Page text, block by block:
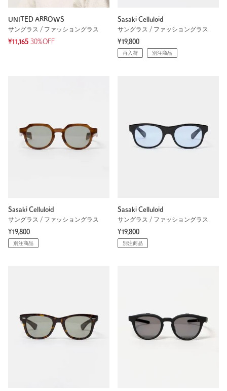
UNITED ARROWS
サングラス / ファッショングラス
¥11,165 30%OFF
Sasaki Celluloid
サングラス / ファッショングラス
¥19,800
再入荷 別注商品
Sasaki Celluloid
サングラス / ファッショングラス
¥19,800
別注商品
Sasaki Celluloid
サングラス / ファッショングラス
¥19,800
別注商品